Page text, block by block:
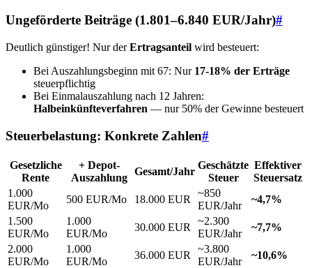
Ungeförderte Beiträge (1.801–6.840 EUR/Jahr)#
Deutlich günstiger! Nur derErtragsanteil wird besteuert:
Bei Auszahlungsbeginn mit 67: Nur 17-18% der Erträge
steuerpflichtig
Bei Einmalauszahlung nach 12 Jahren:
Halbeinkünfteverfahren — nur 50% der Gewinne besteuert
Steuerbelastung: Konkrete Zahlen#
Gesetzliche
Rente
+ Depot-
Auszahlung
Gesamt/Jahr
Geschätzte
Steuer
Effektiver
Steuersatz
1.000
EUR/Mo
500 EUR/Mo 18.000 EUR
~850
EUR/Jahr
~4,7%
1.500
EUR/Mo
1.000
EUR/Mo
30.000 EUR
~2.300
EUR/Jahr
~7,7%
2.000
EUR/Mo
1.000
EUR/Mo
36.000 EUR
~3.800
EUR/Jahr
~10,6%